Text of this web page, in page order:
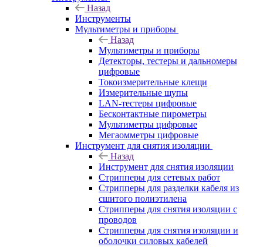
Назад
Инструменты
Мультиметры и приборы
Назад
Мультиметры и приборы
Детекторы, тестеры и дальномеры
цифровые
Токоизмерительные клещи
Измерительные щупы
LAN-тестеры цифровые
Бесконтактные пирометры
Мультиметры цифровые
Мегаомметры цифровые
Инструмент для снятия изоляции
Назад
Инструмент для снятия изоляции
Стрипперы для сетевых работ
Стрипперы для разделки кабеля из
сшитого полиэтилена
Cтрипперы для снятия изоляции с
проводов
Стрипперы для снятия изоляции и
оболочки силовых кабелей